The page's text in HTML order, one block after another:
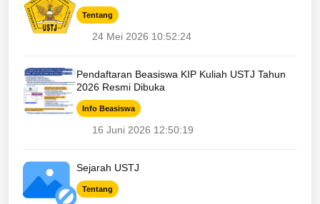
Tentang
24 Mei 2026 10:52:24
Pendaftaran Beasiswa KIP Kuliah USTJ Tahun
2026 Resmi Dibuka
Info Beasiswa
16 Juni 2026 12:50:19
Sejarah USTJ
Tentang